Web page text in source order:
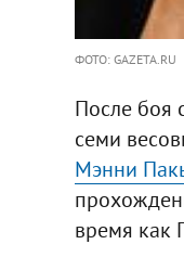
ФОТО: GAZETA.RU
После боя
семи
Мэнни
время как